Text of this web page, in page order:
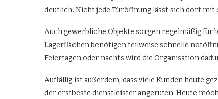
deutlich. Nicht jede Türöffnung lässt sich dort mit
Auch gewerbliche Objekte sorgen regelmäßig für
Lagerflächen benötigen teilweise schnelle
Feiertagen oder nachts wird die Organisation
Auffällig ist außerdem, dass viele Kunden heute
der erstbeste dienstleister angerufen. Heute